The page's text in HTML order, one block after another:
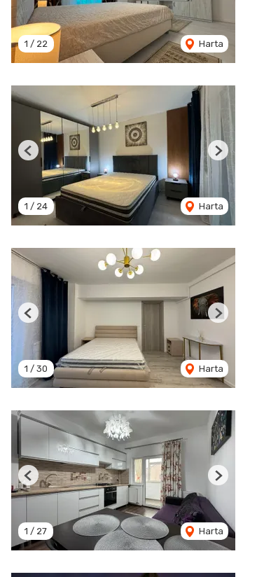
1 / 22 Harta
1 / 24 Harta
Previous Next
1 / 30 Harta
Previous Next
1 / 27 Harta
Previous Next